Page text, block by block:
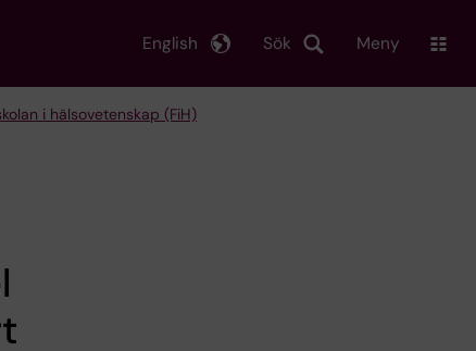
Sök
English Meny
i hälsovetenskap (FiH)